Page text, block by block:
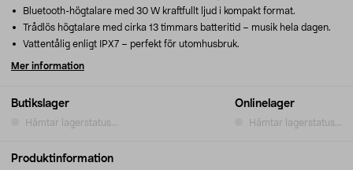
Butikslager
Hämtar lagerstatus...
Onlinelager
Hämtar lagerstatus...
Bluetooth-högtalare med 30 W kraftfullt ljud i kompakt format.
Trådlös högtalare med cirka 13 timmars batteritid – musik hela dagen.
Vattentålig enligt IPX7 – perfekt för utomhusbruk.
Mer information
Produktinformation